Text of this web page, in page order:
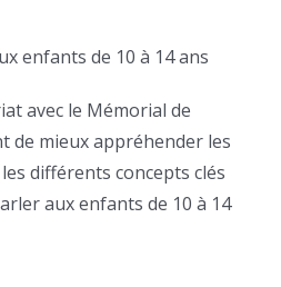
enfants de 10 à 14 ans
avec le Mémorial de
de mieux appréhender les
différents concepts clés
aux enfants de 10 à 14